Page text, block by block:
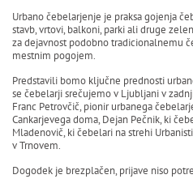
Urbano čebelarjenje je praksa gojenja
stavb, vrtovi, balkoni, parki ali druge
za dejavnost podobno tradicionalnemu
mestnim pogojem.
Predstavili bomo ključne prednosti
se čebelarji srečujemo v Ljubljani v
Franc Petrovčič, pionir urbanega
Cankarjevega doma, Dejan Pečnik, ki
Mladenovič, ki čebelari na strehi
v Trnovem.
Dogodek je brezplačen, prijave niso